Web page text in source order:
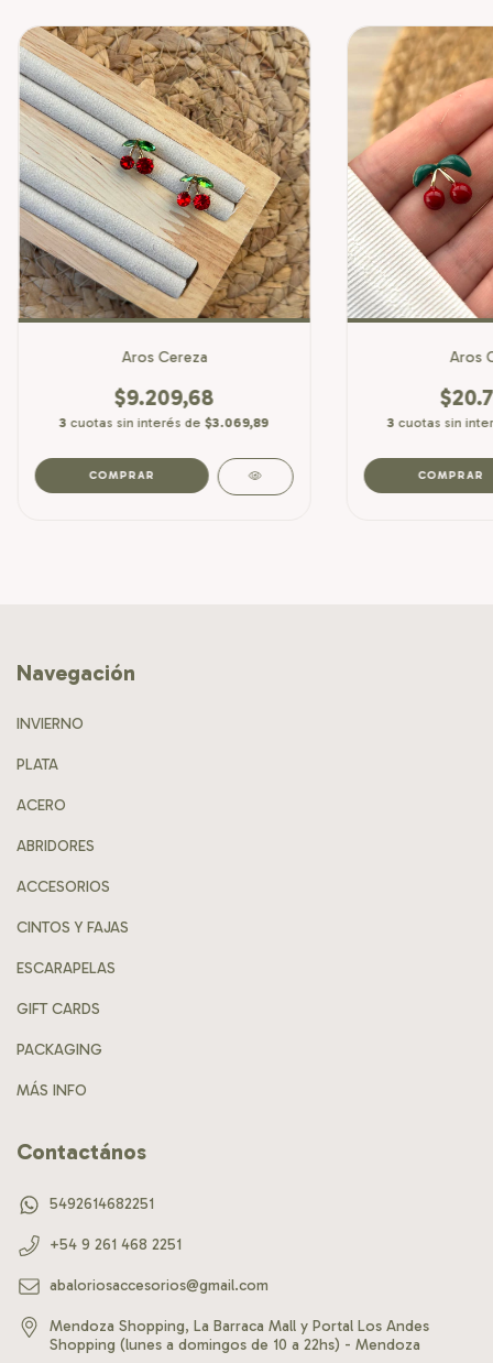
Aros Cereza
$9.209,68
3 cuotas sin interés de $3.069,89
Aros
3 cuotas sin
Navegación
INVIERNO
PLATA
ACERO
ABRIDORES
ACCESORIOS
CINTOS Y FAJAS
ESCARAPELAS
GIFT CARDS
PACKAGING
MÁS INFO
Contactános
5492614682251
+54 9 261 468 2251
abaloriosaccesorios@gmail.com
Mendoza Shopping, La Barraca Mall y Portal Los Andes
Shopping (lunes a domingos de 10 a 22hs) - Mendoza